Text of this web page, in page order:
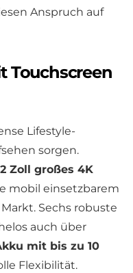
Anspruch auf
Touchscreen
Lifestyle-
sorgen.
Zoll großes 4K
mobil einsetzbarem
Sechs robuste
auch über
mit bis zu 10
Flexibilität.